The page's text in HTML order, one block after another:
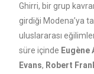
Ghirri, bir grup
girdiği Modena’ya
uluslararası
süre içinde Eugène
Evans, Robert